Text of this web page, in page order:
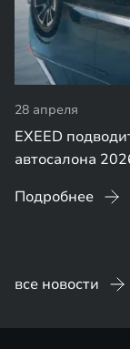
28 апреля
EXEED
автосалона
Подробнее
все новости